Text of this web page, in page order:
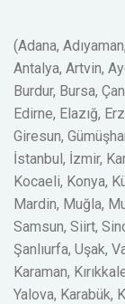
(Adana,
Antalya, Artvin,
Burdur, Bursa,
Edirne, Elazığ,
Giresun,
İstanbul, İzmir,
Kocaeli, Konya,
Mardin, Muğla,
Samsun, Siirt,
Şanlıurfa, Uşak,
Karaman,
Yalova, Karabük,